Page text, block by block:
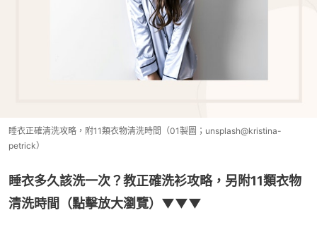
睡衣正確清洗攻略，附11類衣物清洗時間（01製圖；unsplash@kristina-
petrick）
睡衣多久該洗一次？教正確洗衫攻略，另附11類衣物
清洗時間（點擊放大瀏覽）▼▼▼